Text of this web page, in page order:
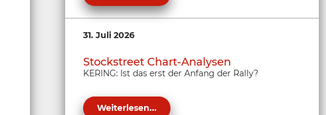
31. Juli 2026
Stockstreet Chart-Analysen
KERING: Ist das erst der Anfang der Rally?
Weiterlesen...